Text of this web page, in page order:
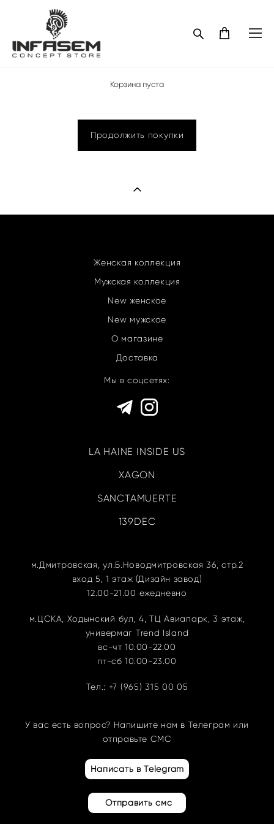
Корзина пуста
Продолжить покупки
Женская коллекция
Мужская коллекция
New женское
New мужское
О магазине
Доставка
Мы в соцсетях:
LA HAINE INSIDE US
XAGON
SANCTAMUERTE
139DEC
м.Дмитровская, ул.Б.Новодмитровская 36, стр.2
вход 5, 1 этаж (Дизайн завод)
12.00-21.00 ежедневно
м.ЦСКА, Ходынский бул, 4, ТЦ Авиапарк, 3 этаж,
универмаг Trend Island
вс-чт 10.00-22.00
пт-сб 10.00-23.00
Тел.: +7 (965) 315 00 05
У вас есть вопрос? Напишите нам в Телеграм или
отправьте СМС
Написать в Telegram
Отправить смс